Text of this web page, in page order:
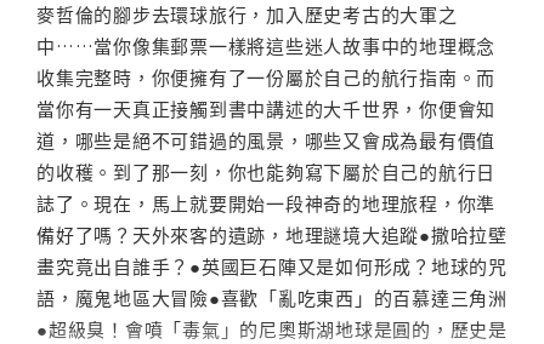
麥哲倫的腳步去環球旅行，加入歷史考古的大軍之
中……當你像集郵票一樣將這些迷人故事中的地理概念
收集完整時，你便擁有了一份屬於自己的航行指南。而
當你有一天真正接觸到書中講述的大千世界，你便會知
道，哪些是絕不可錯過的風景，哪些又會成為最有價值
的收穫。到了那一刻，你也能夠寫下屬於自己的航行日
誌了。現在，馬上就要開始一段神奇的地理旅程，你準
備好了嗎？天外來客的遺跡，地理謎境大追蹤●撒哈拉壁
畫究竟出自誰手？●英國巨石陣又是如何形成？地球的咒
語，魔鬼地區大冒險●喜歡「亂吃東西」的百慕達三角洲
●超級臭！會噴「毒氣」的尼奧斯湖地球是圓的，歷史是